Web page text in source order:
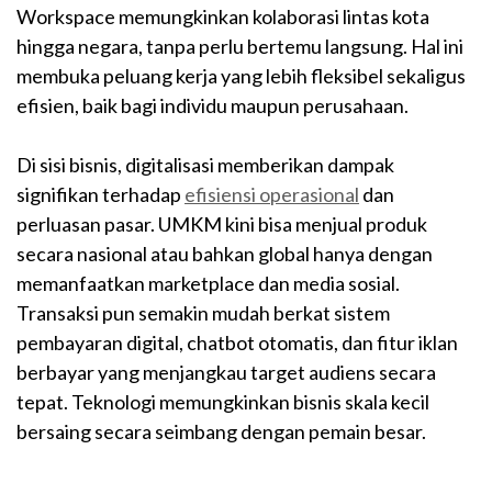
Workspace memungkinkan kolaborasi lintas kota
hingga negara, tanpa perlu bertemu langsung. Hal ini
membuka peluang kerja yang lebih fleksibel sekaligus
efisien, baik bagi individu maupun perusahaan.
Di sisi bisnis, digitalisasi memberikan dampak
signifikan terhadap efisiensi operasional dan
perluasan pasar. UMKM kini bisa menjual produk
secara nasional atau bahkan global hanya dengan
memanfaatkan marketplace dan media sosial.
Transaksi pun semakin mudah berkat sistem
pembayaran digital, chatbot otomatis, dan fitur iklan
berbayar yang menjangkau target audiens secara
tepat. Teknologi memungkinkan bisnis skala kecil
bersaing secara seimbang dengan pemain besar.